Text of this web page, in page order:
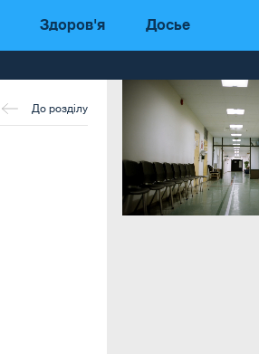
Здоров'я Досье
До розділу